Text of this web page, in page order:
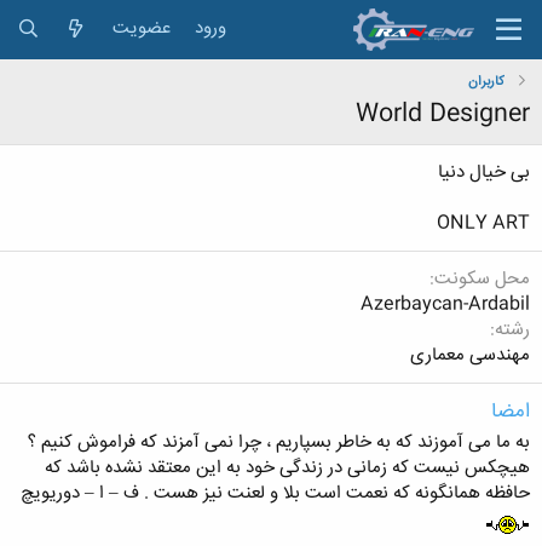
ورود عضویت
کاربران
World Designer
بی خیال دنیا
ONLY ART
محل سکونت
Azerbaycan-Ardabil
رشته
مهندسی معماری
امضا
به ما می آموزند که به خاطر بسپاریم ، چرا نمی آمزند که فراموش کنیم ؟
هیچکس نیست که زمانی در زندگی خود به این معتقد نشده باشد که
حافظه همانگونه که نعمت است بلا و لعنت نیز هست . ف – ا – دوریویچ